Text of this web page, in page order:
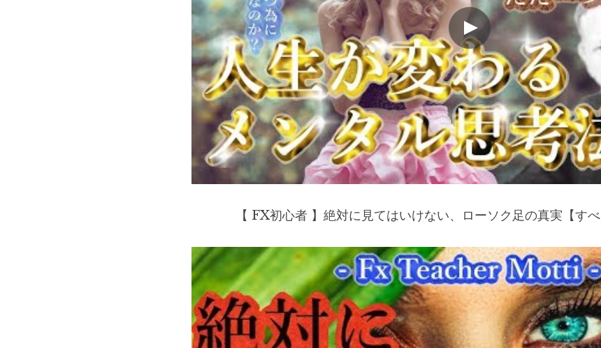
【 FX初心者 】絶対に見てはいけない、ローソク足の真実【すべ